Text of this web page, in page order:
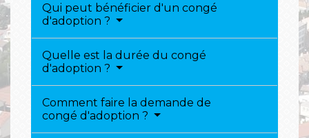
Qui peut bénéficier d'un congé
d'adoption ?
Quelle est la durée du congé
d'adoption ?
Comment faire la demande de
congé d'adoption ?